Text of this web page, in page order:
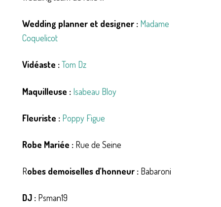
Wedding planner et designer : Madame
Coquelicot
Vidéaste :Tom Dz
Maquilleuse : Isabeau Bloy
Fleuriste : Poppy Figue
Robe Mariée : Rue de Seine
Robes demoiselles d’honneur : Babaroni
DJ : Psman19